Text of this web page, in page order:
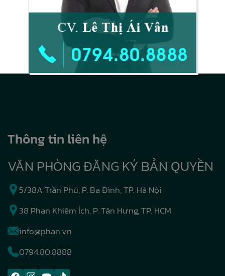
Thông tin liên hệ
VĂN PHÒNG ĐĂNG KÝ BẢN QUYỀN
5/38A Trần Phú, P. Ba Đình, TP. Hà Nội
38 Phan Khiêm Ích, P. Tân Hưng, TP. HCM
info@phan.vn
0794.80.8888